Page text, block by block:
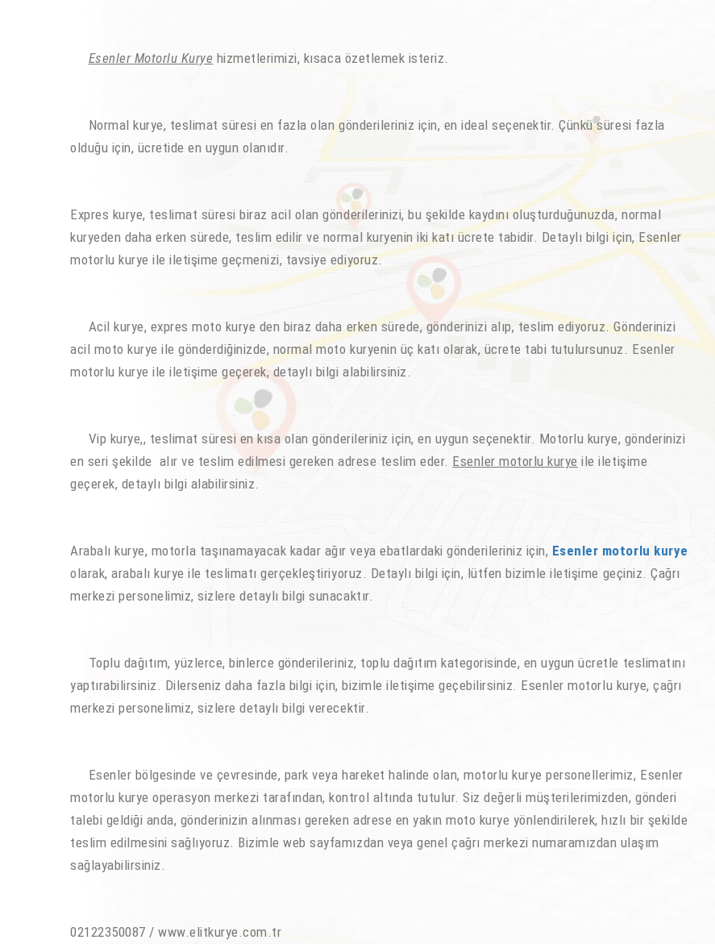
Esenler Motorlu Kurye hizmetlerimizi, kısaca özetlemek isteriz.
Normal kurye, teslimat süresi en fazla olan gönderileriniz için, en ideal seçenektir. Çünkü süresi fazla
olduğu için, ücretide en uygun olanıdır.
Expres kurye, teslimat süresi biraz acil olan gönderilerinizi, bu şekilde kaydını oluşturduğunuzda, normal
kuryeden daha erken sürede, teslim edilir ve normal kuryenin iki katı ücrete tabidir. Detaylı bilgi için, Esenler
motorlu kurye ile iletişime geçmenizi, tavsiye ediyoruz.
Acil kurye, expres moto kurye den biraz daha erken sürede, gönderinizi alıp, teslim ediyoruz. Gönderinizi
acil moto kurye ile gönderdiğinizde, normal moto kuryenin üç katı olarak, ücrete tabi tutulursunuz. Esenler
motorlu kurye ile iletişime geçerek, detaylı bilgi alabilirsiniz.
Vip kurye,, teslimat süresi en kısa olan gönderileriniz için, en uygun seçenektir. Motorlu kurye, gönderinizi
en seri şekilde alır ve teslim edilmesi gereken adrese teslim eder. Esenler motorlu kurye ile iletişime
geçerek, detaylı bilgi alabilirsiniz.
Arabalı kurye, motorla taşınamayacak kadar ağır veya ebatlardaki gönderileriniz için, Esenler motorlu kurye
olarak, arabalı kurye ile teslimatı gerçekleştiriyoruz. Detaylı bilgi için, lütfen bizimle iletişime geçiniz. Çağrı
merkezi personelimiz, sizlere detaylı bilgi sunacaktır.
Toplu dağıtım, yüzlerce, binlerce gönderileriniz, toplu dağıtım kategorisinde, en uygun ücretle teslimatını
yaptırabilirsiniz. Dilerseniz daha fazla bilgi için, bizimle iletişime geçebilirsiniz. Esenler motorlu kurye, çağrı
merkezi personelimiz, sizlere detaylı bilgi verecektir.
Esenler bölgesinde ve çevresinde, park veya hareket halinde olan, motorlu kurye personellerimiz, Esenler
motorlu kurye operasyon merkezi tarafından, kontrol altında tutulur. Siz değerli müşterilerimizden, gönderi
talebi geldiği anda, gönderinizin alınması gereken adrese en yakın moto kurye yönlendirilerek, hızlı bir şekilde
teslim edilmesini sağlıyoruz. Bizimle web sayfamızdan veya genel çağrı merkezi numaramızdan ulaşım
sağlayabilirsiniz.
02122350087 / www.elitkurye.com.tr